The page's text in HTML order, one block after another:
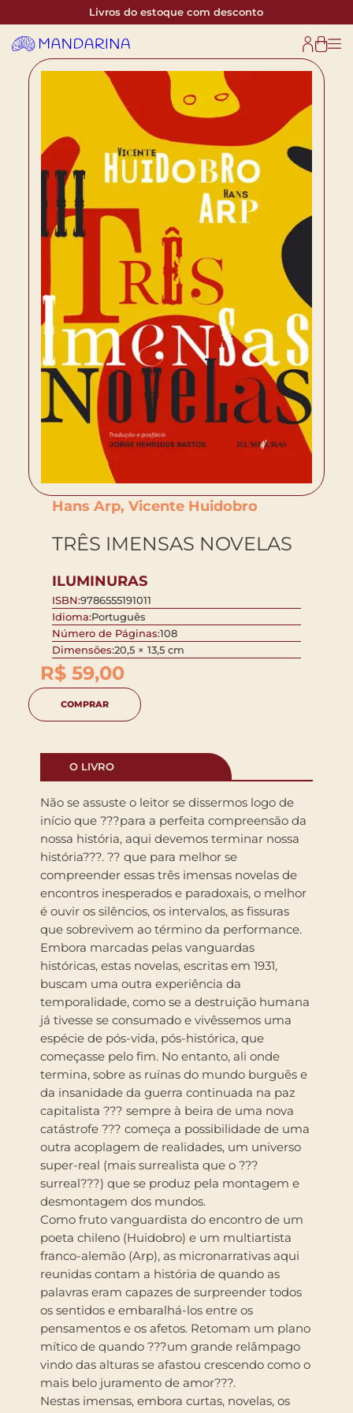
Livros do estoque com desconto
Hans Arp, Vicente Huidobro
TRÊS IMENSAS NOVELAS
ILUMINURAS
ISBN:9786555191011
Idioma:Português
Número de Páginas:108
Dimensões:20,5 × 13,5 cm
R$ 59,00
COMPRAR
O LIVRO
Não se assuste o leitor se dissermos logo de
início que ???para a perfeita compreensão da
nossa história, aqui devemos terminar nossa
história???. ?? que para melhor se
compreender essas três imensas novelas de
encontros inesperados e paradoxais, o melhor
é ouvir os silêncios, os intervalos, as fissuras
que sobrevivem ao término da performance.
Embora marcadas pelas vanguardas
históricas, estas novelas, escritas em 1931,
buscam uma outra experiência da
temporalidade, como se a destruição humana
já tivesse se consumado e vivêssemos uma
espécie de pós-vida, pós-histórica, que
começasse pelo fim. No entanto, ali onde
termina, sobre as ruínas do mundo burguês e
da insanidade da guerra continuada na paz
capitalista ??? sempre à beira de uma nova
catástrofe ??? começa a possibilidade de uma
outra acoplagem de realidades, um universo
super-real (mais surrealista que o ???
surreal???) que se produz pela montagem e
desmontagem dos mundos.
Como fruto vanguardista do encon­tro de um
poeta chileno (Huidobro) e um multiartista
franco-alemão (Arp), as micronarrativas aqui
reunidas contam a história de quando as
palavras eram capazes de surpreender todos
os sentidos e embaralhá-los entre os
pensamentos e os afetos. Retomam um plano
mítico de quando ???um grande relâmpago
vindo das alturas se afastou crescendo como o
mais belo juramento de amor???.
Nestas imensas, embora curtas, novelas, os